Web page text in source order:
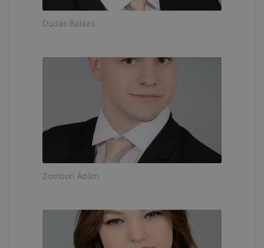
Dudás Balázs
Zombori Ádám